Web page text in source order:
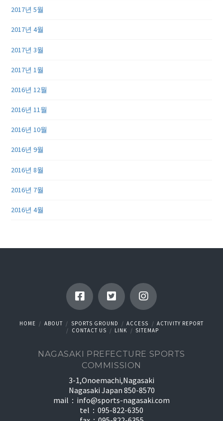
2017년 5월
2017년 4월
2017년 3월
2017년 1월
2016년 12월
2016년 11월
2016년 10월
2016년 9월
2016년 8월
2016년 7월
2016년 4월
HOME ABOUT SPORTS GROUND ACCESS
ACTIVITY REPORT
CONTACT US
LINK SITEMAP
NAGASAKI PREFECTURE SPORTS
COMMISSION
3-1,Onoemachi,Nagasaki
Nagasaki Japan 850-8570
mail： info@sports-nagasaki.com
tel：095-822-6350